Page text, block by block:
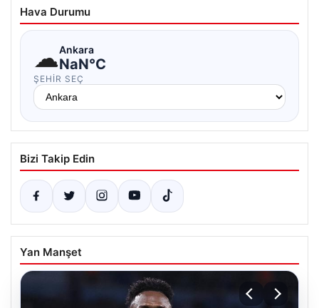
Hava Durumu
☁Ankara
NaN°C
ŞEHIR SEÇ
Bizi Takip Edin
Yan Manşet